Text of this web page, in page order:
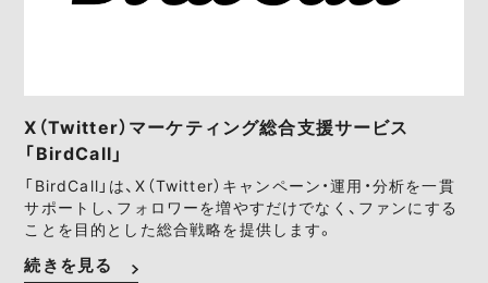
X（Twitter）マーケティング総合支援サービス
「BirdCall」
「BirdCall」は、X（Twitter）キャンペーン・運用・分析を一貫
サポートし、フォロワーを増やすだけでなく、ファンにする
ことを目的とした総合戦略を提供します。
続きを見る